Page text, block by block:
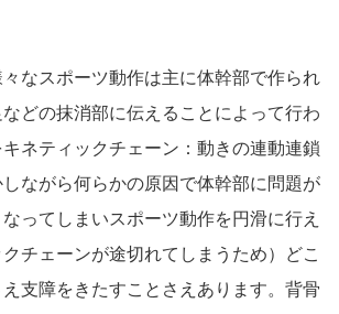
なスポーツ動作は主に体幹部で作られ
どの抹消部に伝えることによって行わ
ネティックチェーン：動きの連動連鎖
ながら何らかの原因で体幹部に問題が
ってしまいスポーツ動作を円滑に行え
チェーンが途切れてしまうため）どこ
支障をきたすことさえあります。背骨